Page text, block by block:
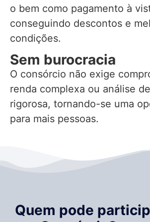
o bem como pagamento à
conseguindo descontos e
condições.
Sem burocracia
O consórcio não exige
renda complexa ou análise
rigorosa, tornando-se uma
para mais pessoas.
Quem pode